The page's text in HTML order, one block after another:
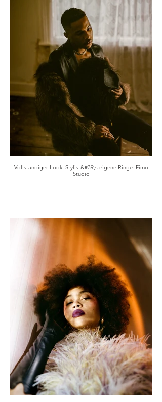
Vollständiger Look: Stylist&#39;s eigene Ringe: Fimo
Studio